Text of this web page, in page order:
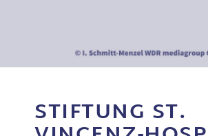
STIFTUNG ST.